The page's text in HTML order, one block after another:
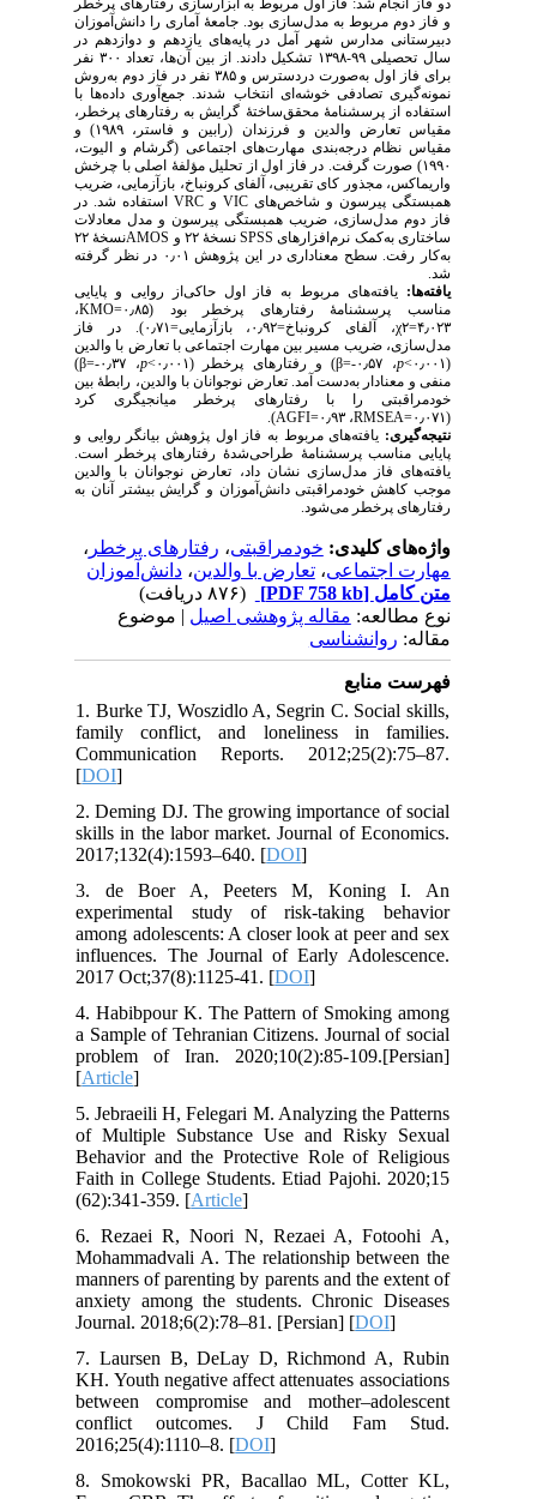
دو فاز انجام شد: فاز اول مربوط به ابزارسازی رفتارهای پرخطر
و فاز دوم مربوط به مدل‌سازی بود. جامعهٔ آماری را دانش‌آموزان
دبیرستانی مدارس شهر آمل در پایه‌های یازدهم و دوازدهم در
سال تحصیلی ۹۹-۱۳۹۸ تشکیل دادند. از بین آن‌ها، تعداد ۳۰۰ نفر
برای فاز اول به‌صورت دردسترس و ۳۸۵ نفر در فاز دوم به‌روش
نمونه‌گیری تصادفی خوشه‌ای انتخاب شدند. جمع‌آوری داده‌ها با
استفاده از پرسشنامهٔ محقق‌ساختهٔ گرایش به رفتارهای پرخطر،
مقیاس تعارض والدین و فرزندان (رابین و فاستر، ۱۹۸۹) و
مقیاس نظام درجه‌بندیمهارت‌های اجتماعی (گرشام و الیوت،
۱۹۹۰) صورت گرفت.
در فاز اول از تحلیل مؤلفهٔ اصلی با چرخش
واریماکس، مجذور کای تقریبی، آلفای کرونباخ، بازآزمایی، ضریب
همبستگی پیرسون و شاخص‌هایC
VIو C
VRاستفاده شد. در
فاز دوم مدل‌سازی، ضریب همبستگی پیرسون و مدل معادلات
ساختاری به‌کمک نرم‌افزارهای SPSS
نسخهٔ ۲۲ و AMOSنسخهٔ ۲۲
به‌کار رفت. سطح معناداری در این پژوهش ۰٫۰۱ در نظر گرفته
شد.
یافته‌ها:یافته‌های مربوط به فاز اول حاکی‌از روایی و پایایی
مناسب پرسشنامۀ رفتارهای پرخطر بود (۰٫۸۵=
KMO،
۴٫۰۲۳=۲
χ
، آلفای کرونباخ=۰٫۹۲، بازآزمایی=۰٫۷۱). در فاز
مدل‌سازی،ضریب مسیر بینمهارت اجتماعیباتعارض با والدین
p، ۰٫۵۷-= β) ورفتارهای پرخطر p، ۰٫۳۷-= β
)
منفی و معنادار به‌دست آمد. تعارض نوجوانان با والدین، رابطهٔ بین
خودمراقبتی را با
رفتارهای پرخطر
میانجیگری کرد
RMSEA، ۰٫۹۳= AGFI
).
نتیجه‌گیری:یافته‌های مربوط به فاز اول پژوهش بیانگر روایی و
پایایی مناسب پرسشنامۀ طراحی‌شدۀ رفتارهای پرخطر است.
یافته‌های فاز مدل‌سازی نشان داد، تعارض نوجوانان با والدین
موجب کاهش خودمراقبتی دانش‌آموزان و گرایش بیشتر آنان به
رفتارهای پرخطر می‌شود.
واژه‌های کلیدی:خودمراقبتی،رفتارهای پرخطر،
مهارت اجتماعی،تعارض با والدین،دانش‌آموزان
متن کامل[PDF 758 kb]
نوع مطالعه:مقاله پژوهشی اصیل| موضوع
مقاله:روانشناسی
فهرست منابع
1. Burke TJ, Woszidlo A, Segrin C. Social skills,
family conflict, and loneliness in families.
Communication Reports. 2012;25(2):75–87.
[DOI
2. Deming DJ. The growing importance of social
skills in the labor market. Journal of Economics.
2017;132(4):1593–640. [DOI
3. de Boer A, Peeters M, Koning I. An
experimental study of risk-taking behavior
among adolescents: A closer look at peer and sex
influences. The Journal of Early Adolescence.
2017 Oct;37(8):1125-41. [DOI
4. Habibpour K. The Pattern of Smoking among
a Sample of Tehranian Citizens. Journal of social
problem of Iran. 2020;10(2):85-109.[Persian]
[Article
5. Jebraeili H, Felegari M. Analyzing the Patterns
of Multiple Substance Use and Risky Sexual
Behavior and the Protective Role of Religious
Faith in College Students. Etiad Pajohi. 2020;15
(62):341-359. [Article
6. Rezaei R, Noori N, Rezaei A, Fotoohi A,
Mohammadvali A. The relationship between the
manners of parenting by parents and the extent of
anxiety among the students. Chronic Diseases
Journal. 2018;6(2):78–81. [Persian] [DOI
7. Laursen B, DeLay D, Richmond A, Rubin
KH. Youth negative affect attenuates associations
between compromise and mother–adolescent
conflict outcomes. J Child Fam Stud.
2016;25(4):1110–8. [DOI
8. Smokowski PR, Bacallao ML, Cotter KL,